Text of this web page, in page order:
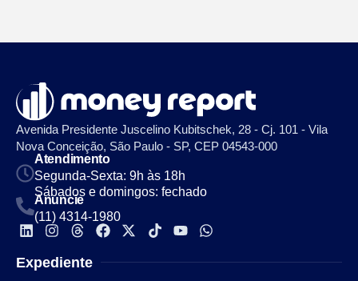
Avenida Presidente Juscelino Kubitschek, 28 - Cj. 101 - Vila
Nova Conceição, São Paulo - SP, CEP 04543-000
Atendimento
Segunda-Sexta: 9h às 18h
Sábados e domingos: fechado
Anuncie
(11) 4314-1980
Expediente